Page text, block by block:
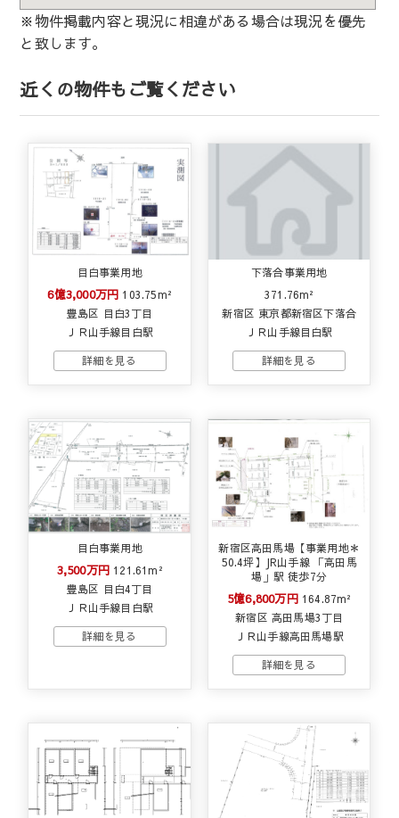
※物件掲載内容と現況に相違がある場合は現況を優先
と致します。
近くの物件もご覧ください
目白事業用地
6億3,000万円 103.75m²
豊島区 目白3丁目
ＪＲ山手線目白駅
下落合事業用地
371.76m²
新宿区 東京都新宿区下落合
ＪＲ山手線目白駅
目白事業用地
3,500万円 121.61m²
豊島区 目白4丁目
ＪＲ山手線目白駅
新宿区高田馬場【事業用地＊
50.4坪】JR山手線 「高田馬
場」駅 徒歩7分
5億6,800万円 164.87m²
新宿区 高田馬場3丁目
ＪＲ山手線高田馬場駅